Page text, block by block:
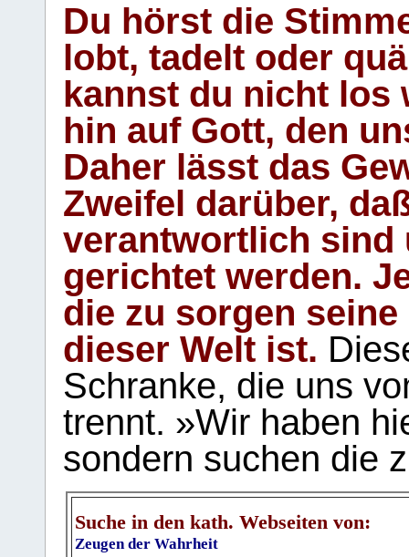
Du hörst die
lobt, tadelt oder
kannst du nicht los
hin auf Gott, den
Daher lässt das
Zweifel darüber,
verantwortlich sind
gerichtet werden.
die zu sorgen
dieser Welt ist.
Schranke, die uns
trennt. »Wir haben
sondern suchen die
Suche in den kath. Webseiten von:
Zeugen der Wahrheit